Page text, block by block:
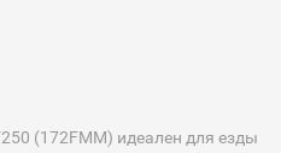
(172FMM) идеален для езды